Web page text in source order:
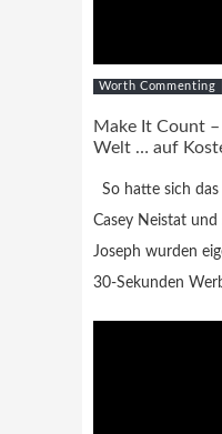
Worth Commenting
Make It Count –
Welt … auf
So hatte sich
Casey Neistat und
Joseph wurden
30-Sekunden